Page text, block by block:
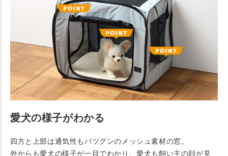
愛犬の様子がわかる
四方と上部は通気性もバツグンのメッシュ素材の窓。
外からも愛犬の様子が一目でわかり、愛犬も飼い主の顔が見